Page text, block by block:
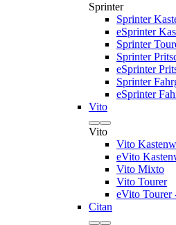
Sprinter
Sprinter
eSprinter
Sprinter
Sprinter
eSprinter
Sprinter
eSprinter
Vito
Vito
Vito
eVito
Vito Mixto
Vito Tourer
eVito Tourer
Citan